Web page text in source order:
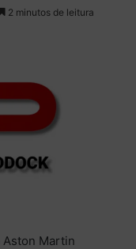
2 minutos de leitura
Martin